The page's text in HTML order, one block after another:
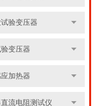
验变压器
变压器
加热器
流电阻测试仪